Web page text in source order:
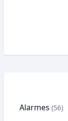
Alarmes (56)